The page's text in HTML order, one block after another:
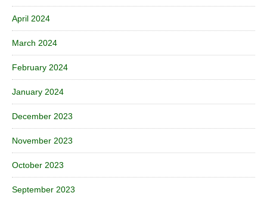
April 2024
March 2024
February 2024
January 2024
December 2023
November 2023
October 2023
September 2023